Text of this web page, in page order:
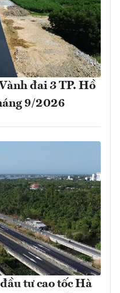
đai 3 TP. Hồ
9/2026
tư cao tốc Hà